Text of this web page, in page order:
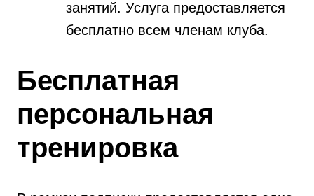
занятий. Услуга предоставляется
бесплатно всем членам клуба.
Бесплатная
персональная
тренировка